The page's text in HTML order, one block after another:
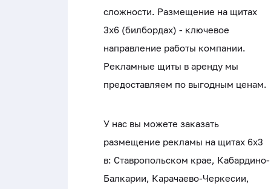
сложности. Размещение на щитах
3х6 (билбордах) - ключевое
направление работы компании.
Рекламные щиты в аренду мы
предоставляем по выгодным ценам.
У нас вы можете заказать
размещение рекламы на щитах 6х3
в: Ставропольском крае, Кабардино-
Балкарии, Карачаево-Черкесии,